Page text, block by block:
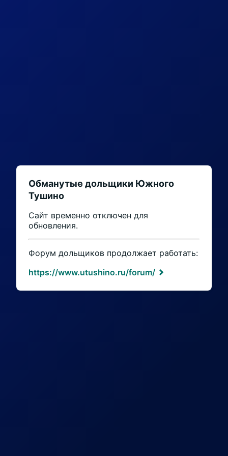
Обманутые дольщики Южного
Тушино
Сайт временно отключен для
обновления.
Форум дольщиков продолжает работать:
https://www.utushino.ru/forum/